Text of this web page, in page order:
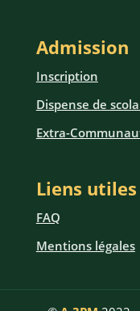
Admission
Inscription
Dispense de
Extra-
Liens utiles
FAQ
Mentions légales